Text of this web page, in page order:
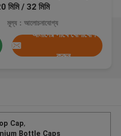
মিমি / 32 মিমি
মূল্য：আলোচনাযোগ্য
আমাদের সাথে যোগাযোগ
করুন
Cap,
Bottle Caps